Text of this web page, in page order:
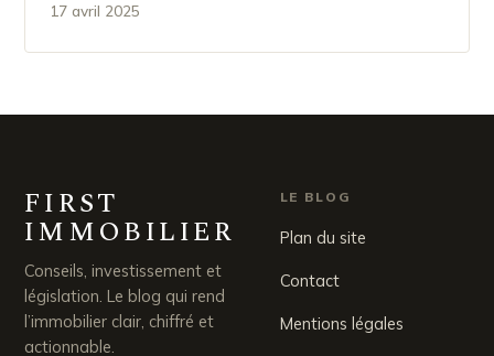
17 avril 2025
FIRST
IMMOBILIER
Conseils, investissement et
législation. Le blog qui rend
l’immobilier clair, chiffré et
actionnable.
LE BLOG
Plan du site
Contact
Mentions légales